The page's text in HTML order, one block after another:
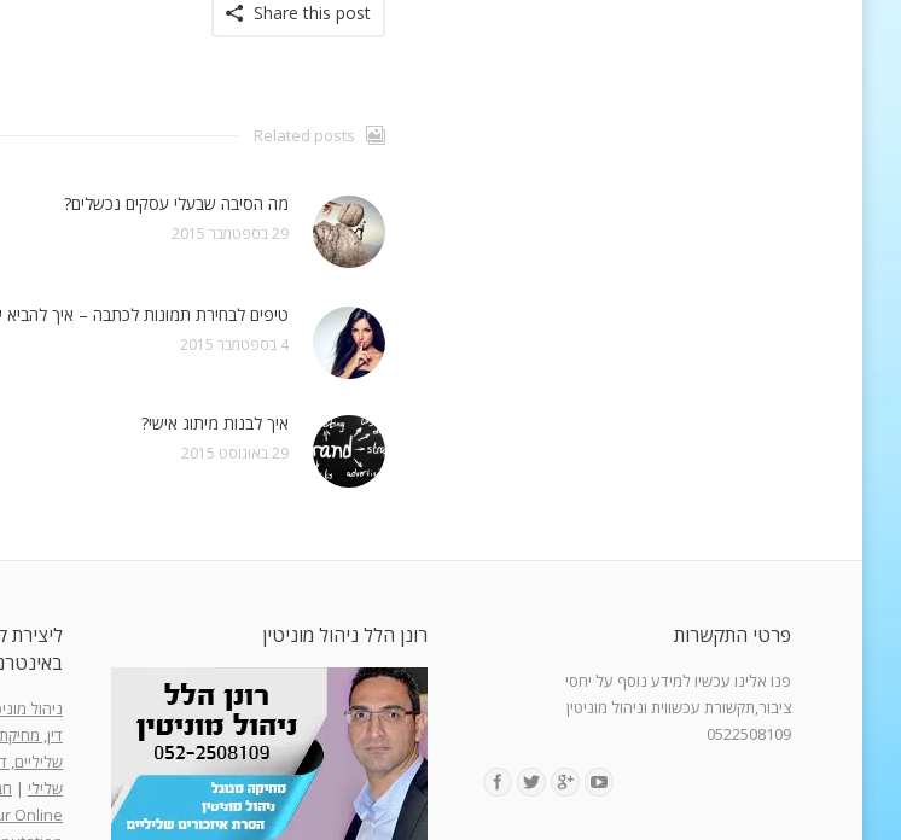
Share this post
Related posts
מה הסיבה שבעלי עסקים נכשלים?
29 בספטמבר 2015
טיפים לבחירת תמונות לכתבה – איך להביא
4 בספטמבר 2015
איך לבנות מיתוג אישי?
29 באוגוסט 2015
פרטי התקשרות
פנו אלינו עכשיו למידע נוסף על יחסי
ציבור,תקשורת עכשווית וניהול מוניטין
0522508109
רונן הלל ניהול מוניטין
ליצירת
ניהול
דין,
שליליים,
שלילי |
Online